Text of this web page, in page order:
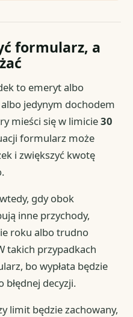
formularz, a
to emeryt albo
jedynym dochodem
mieści się w limicie30
formularz może
i zwiększyć kwotę
gdy obok
inne przychody,
roku albo trudno
takich przypadkach
bo wypłata będzie
błędnej decyzji.
limit będzie zachowany,